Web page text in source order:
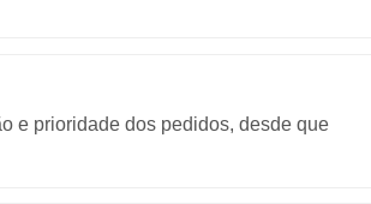
de qualidade podem